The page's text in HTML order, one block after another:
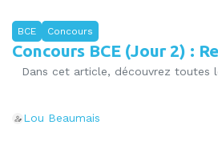
BCE Concours
Concours BCE (Jour 2) :
Dans cet article, découvrez toutes
Lou Beaumais